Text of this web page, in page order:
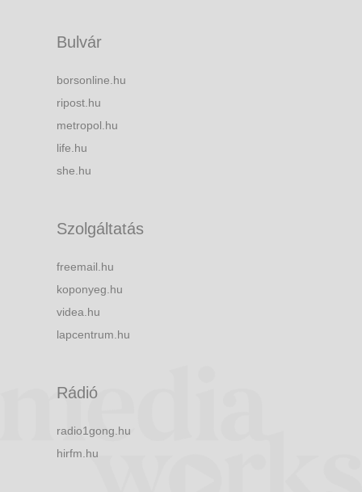
Bulvár
borsonline.hu
ripost.hu
metropol.hu
life.hu
she.hu
Szolgáltatás
freemail.hu
koponyeg.hu
videa.hu
lapcentrum.hu
Rádió
radio1gong.hu
hirfm.hu